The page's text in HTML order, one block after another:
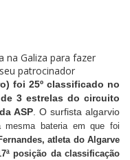
na Galiza para fazer
patrocinador
foi 25º classificado no
3 estrelas do circuito
ASP. O surfista algarvio
bateria em que foi
atleta do Algarve
posição da classificação